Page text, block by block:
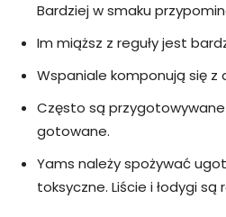
Bardziej w smaku
Im miąższ z reguły jest
Wspaniale komponują się z
Często są
gotowane.
Yams należy spożywać
toksyczne. Liście i łodygi są